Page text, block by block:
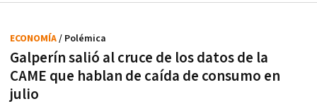
Galperín salió al cruce de los datos de la
CAME que hablan de caída de consumo en
julio
ECONOMÍA/ Polémica